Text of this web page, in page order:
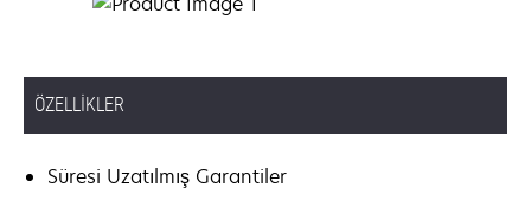
ÖZELLIKLER
Süresi Uzatılmış Garantiler